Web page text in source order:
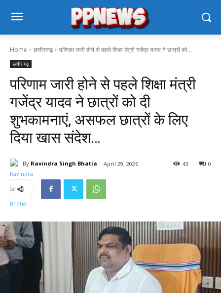
Home छत्तीसगढ़ परिणाम जारी होने से पहले शिक्षा मंत्री गजेंद्र यादव ने छात्रों को...
छत्तीसगढ़
परिणाम जारी होने से पहले शिक्षा मंत्री
गजेंद्र यादव ने छात्रों को दी
शुभकामनाएं, असफल छात्रों के लिए
दिया खास संदेश…
By Ravindra Singh Bhatia April 29, 2026 0
43